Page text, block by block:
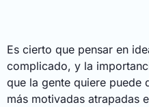
Es cierto que pensar en
complicado, y la
que la gente quiere puede
más motivadas atrapadas